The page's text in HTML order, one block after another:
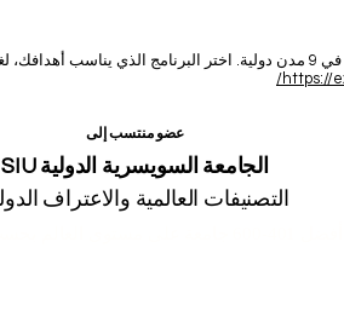
https://
عضو منتسب إلى
الجامعة السويسرية الدولية SIU
التصنيفات العالمية والاعتراف